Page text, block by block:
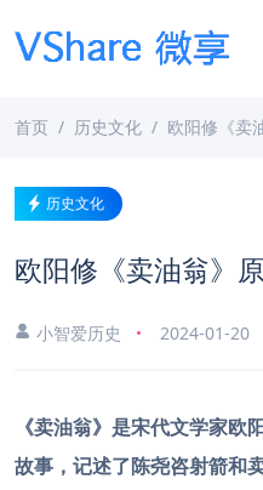
首页 历史文化 欧阳修《卖
历史文化
欧阳修《卖油翁》
小智爱历史 2024-01-20
《卖油翁》是宋代文学家欧
故事，记述了陈尧咨射箭和